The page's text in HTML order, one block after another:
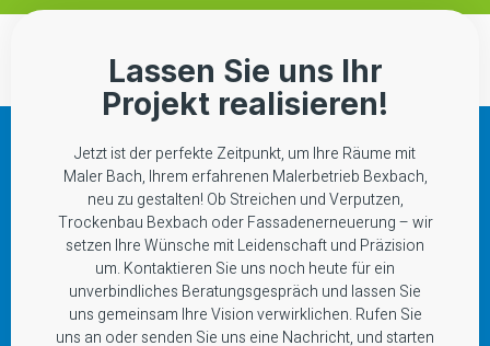
Lassen Sie uns Ihr
Projekt realisieren!
Jetzt ist der perfekte Zeitpunkt, um Ihre Räume mit
Maler Bach, Ihrem erfahrenen Malerbetrieb Bexbach,
neu zu gestalten! Ob Streichen und Verputzen,
Trockenbau Bexbach oder Fassadenerneuerung – wir
setzen Ihre Wünsche mit Leidenschaft und Präzision
um. Kontaktieren Sie uns noch heute für ein
unverbindliches Beratungsgespräch und lassen Sie
uns gemeinsam Ihre Vision verwirklichen. Rufen Sie
uns an oder senden Sie uns eine Nachricht, und starten